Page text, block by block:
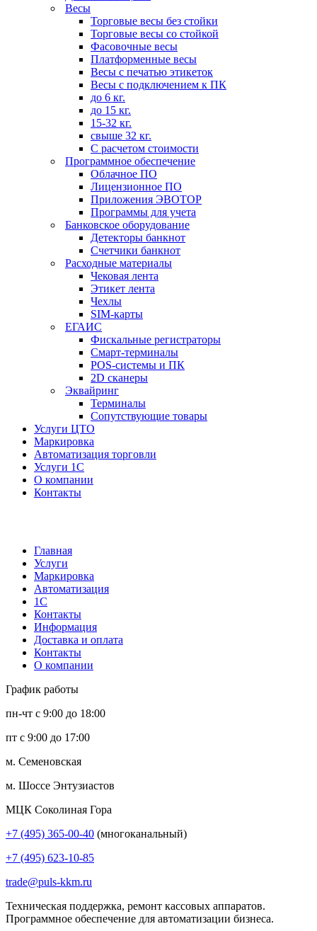
Весы
Торговые весы без стойки
Торговые весы со стойкой
Фасовочные весы
Платформенные весы
Весы с печатью этикеток
Весы с подключением к ПК
до 6 кг.
до 15 кг.
15-32 кг.
свыше 32 кг.
С расчетом стоимости
Программное обеспечение
Облачное ПО
Лицензионное ПО
Приложения ЭВОТОР
Программы для учета
Банковское оборудование
Детекторы банкнот
Счетчики банкнот
Расходные материалы
Чековая лента
Этикет лента
Чехлы
SIM-карты
ЕГАИС
Фискальные регистраторы
Смарт-терминалы
POS-системы и ПК
2D сканеры
Эквайринг
Терминалы
Сопутствующие товары
Услуги ЦТО
Маркировка
Автоматизация торговли
Услуги 1С
О компании
Контакты
Главная
Услуги
Маркировка
Автоматизация
1С
Контакты
Информация
Доставка и оплата
Контакты
О компании
График работы
пн-чт с 9:00 до 18:00
пт с 9:00 до 17:00
м. Семеновская
м. Шоссе Энтузиастов
МЦК Соколиная Гора
+7 (495) 365-00-40 (многоканальный)
+7 (495) 623-10-85
trade@puls-kkm.ru
Техническая поддержка, ремонт кассовых аппаратов.
Программное обеспечение для автоматизации бизнеса.